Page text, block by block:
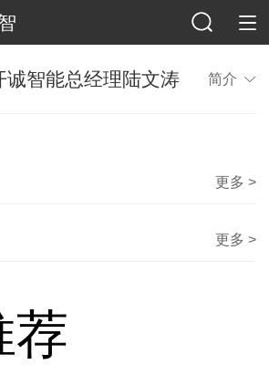
诚智能总经理陆文涛 简介
更多 >
更多 >
荐